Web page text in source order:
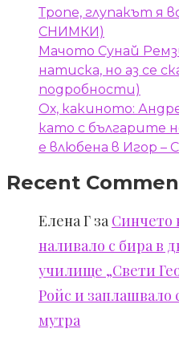
Тропе, глупакът я
СНИМКИ)
Мачото Сунай
натиска, но аз се
подробности)
Ох, какиното:
като с българите
е влюбена в Игор –
Recent
Елена Г за Синчето
наливало с бира в
училище „Свети
Ройс и заплашвало
мутра